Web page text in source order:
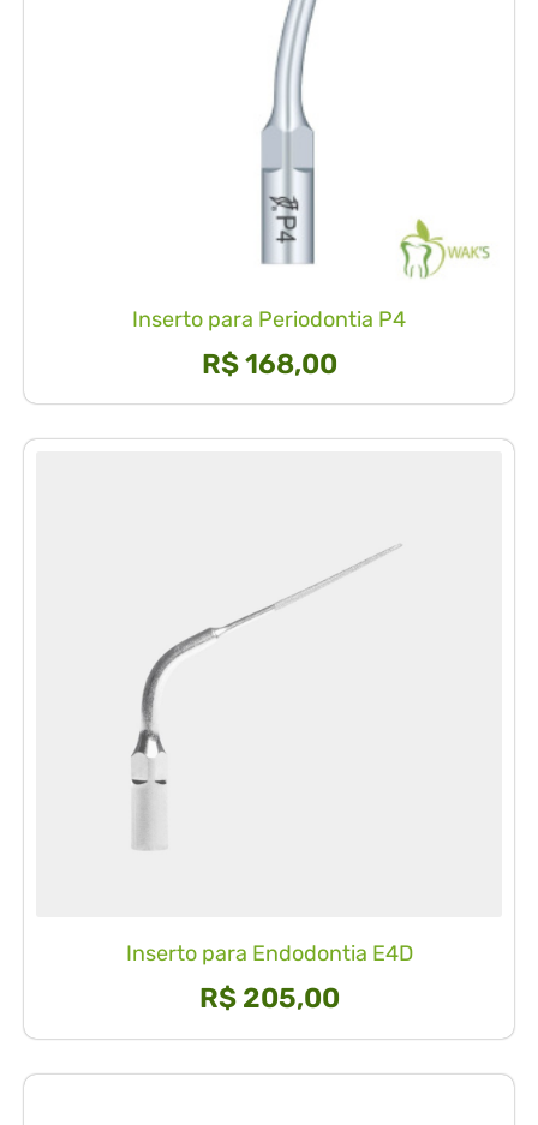
Inserto para Periodontia P4
R$168,00
Inserto para Endodontia E4D
R$205,00